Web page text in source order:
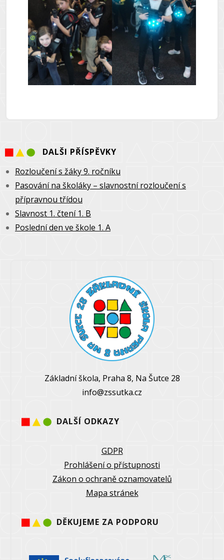
DALŠI PŘÍSPĚVKY
Rozloučení s žáky 9. ročníku
Pasování na školáky – slavnostní rozloučení s
přípravnou třídou
Slavnost 1. čtení 1. B
Poslední den ve škole 1. A
Základní škola, Praha 8, Na Šutce 28
info@zssutka.cz
DALŠÍ ODKAZY
GDPR
Prohlášení o přístupnosti
Zákon o ochraně oznamovatelů
Mapa stránek
DĚKUJEME ZA PODPORU